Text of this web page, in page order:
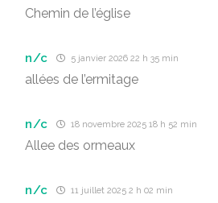
Chemin de l’église
n/c 5 janvier 2026 22 h 35 min
allées de l’ermitage
n/c 18 novembre 2025 18 h 52 min
Allee des ormeaux
n/c 11 juillet 2025 2 h 02 min